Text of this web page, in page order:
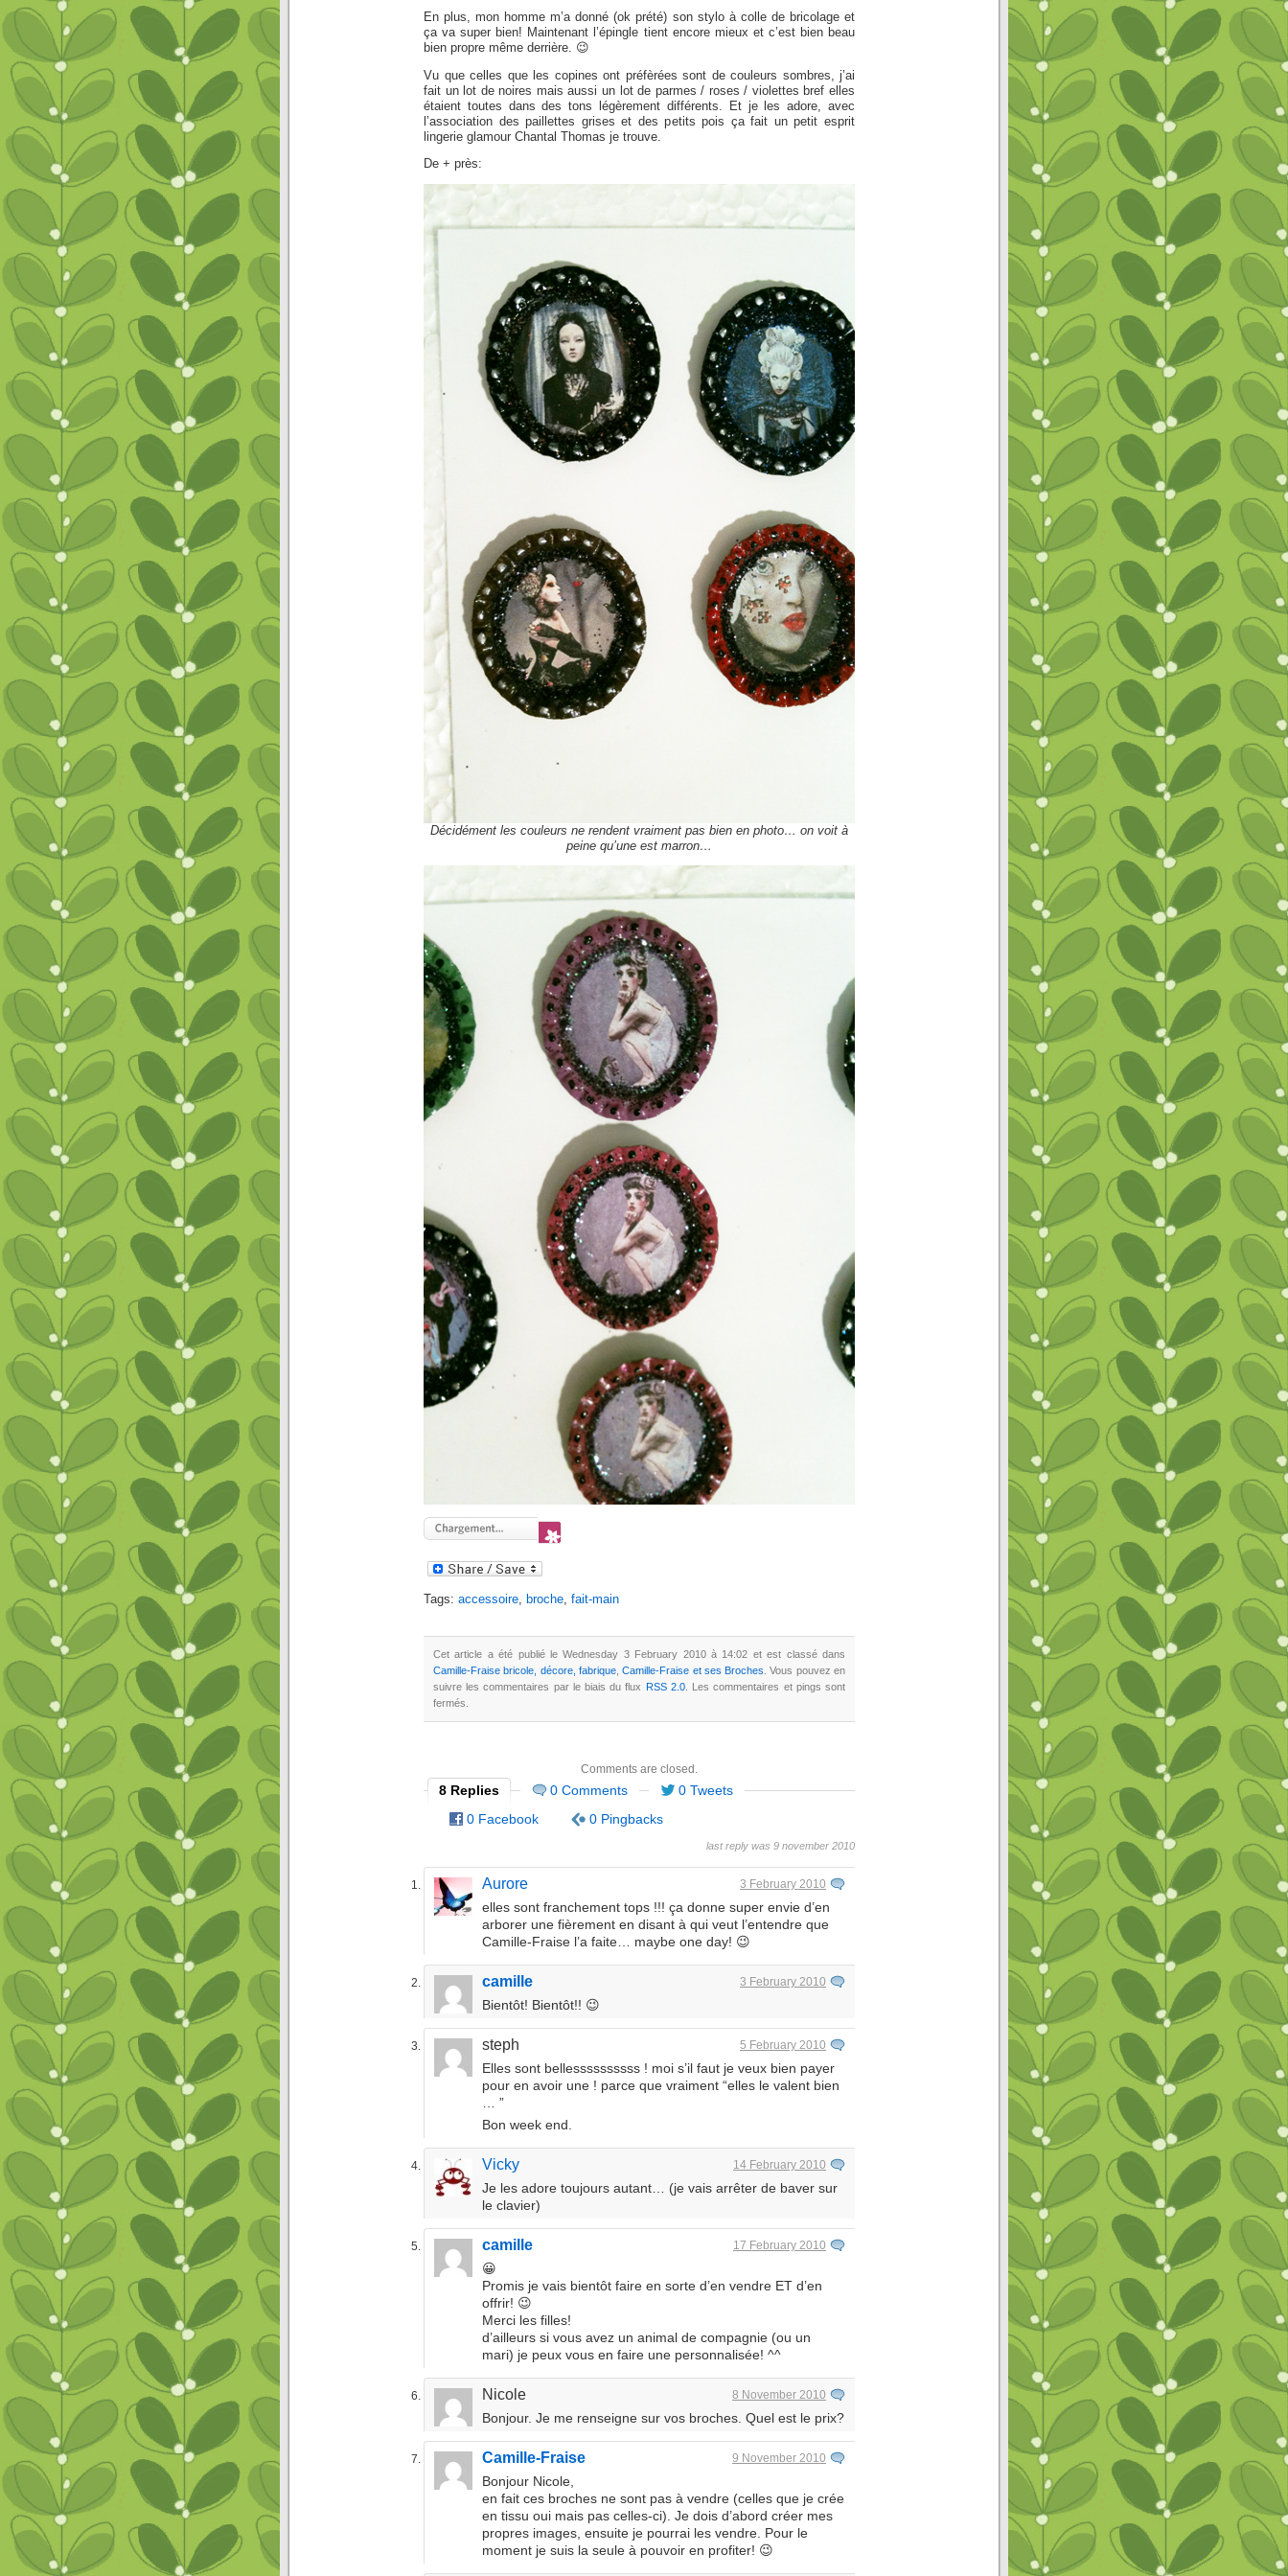
En plus, mon homme m’a donné (ok prété) son stylo à colle de bricolage et
ça va super bien! Maintenant l’épingle tient encore mieux et c’est bien beau
bien propre même derrière. 😉
Vu que celles que les copines ont préfèrées sont de couleurs sombres, j’ai
fait un lot de noires mais aussi un lot de parmes / roses / violettes bref elles
étaient toutes dans des tons légèrement différents. Et je les adore, avec
l’association des paillettes grises et des petits pois ça fait un petit esprit
lingerie glamour Chantal Thomas je trouve.
De + près:
Décidément les couleurs ne rendent vraiment pas bien en photo… on voit à
peine qu’une est marron…
Tags: accessoire, broche, fait-main
Cet article a été publié le Wednesday 3 February 2010 à 14:02 et est classé dans
Camille-Fraise bricole, décore, fabrique,Camille-Fraise et ses Broches . Vous pouvez en
suivre les commentaires par le biais du flux RSS 2.0. Les commentaires et pings sont
fermés.
Comments are closed.
8 Replies 0 Comments
0 Tweets
0 Facebook
0 Pingbacks
last reply was 9 november 2010
Aurore 3 February 2010
elles sont franchement tops !!! ça donne super envie d’en
arborer une fièrement en disant à qui veut l’entendre que
Camille-Fraise l’a faite… maybe one day! 😉
camille 3 February 2010
Bientôt! Bientôt!! 😉
steph 5 February 2010
Elles sont bellessssssssss ! moi s’il faut je veux bien payer
pour en avoir une ! parce que vraiment “elles le valent bien
… ”
Bon week end.
Vicky 14 February 2010
Je les adore toujours autant… (je vais arrêter de baver sur
le clavier)
camille 17 February 2010
😀
Promis je vais bientôt faire en sorte d’en vendre ET d’en
offrir! 😉
Merci les filles!
d’ailleurs si vous avez un animal de compagnie (ou un
mari) je peux vous en faire une personnalisée! ^^
Nicole 8 November 2010
Bonjour. Je me renseigne sur vos broches. Quel est le prix?
Camille-Fraise 9 November 2010
Bonjour Nicole,
en fait ces broches ne sont pas à vendre (celles que je crée
en tissu oui mais pas celles-ci). Je dois d’abord créer mes
propres images, ensuite je pourrai les vendre. Pour le
moment je suis la seule à pouvoir en profiter! 😉